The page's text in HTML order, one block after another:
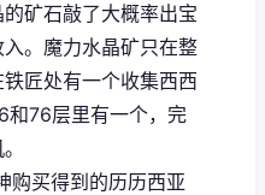
矿石敲了大概率出宝
。魔力水晶矿只在整
匠处有一个收集西西
和76层里有一个，完
购买得到的历历西亚